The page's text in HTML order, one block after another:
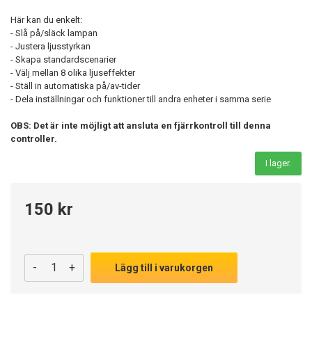
Här kan du enkelt:
- Slå på/släck lampan
- Justera ljusstyrkan
- Skapa standardscenarier
- Välj mellan 8 olika ljuseffekter
- Ställ in automatiska på/av-tider
- Dela inställningar och funktioner till andra enheter i samma serie
OBS: Det är inte möjligt att ansluta en fjärrkontroll till denna
controller.
I lager.
150 kr
- + Lägg till i varukorgen